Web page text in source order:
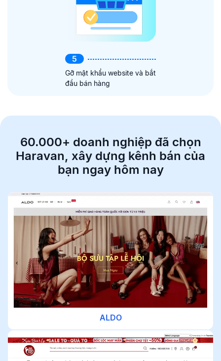
5
Gỡ mật khẩu website và bắt
đầu bán hàng
60.000+ doanh nghiệp đã chọn
Haravan, xây dựng kênh bán của
bạn ngay hôm nay
ALDO